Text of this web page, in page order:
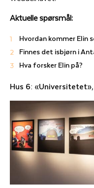
Aktuelle spørsmål:
Hvordan kommer Elin
Finnes det isbjørn i
Hva forsker Elin på?
Hus 6: